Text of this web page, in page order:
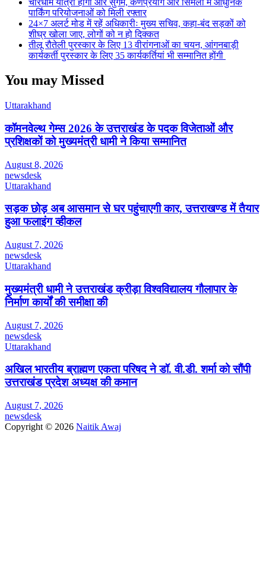
पार्किंग परियोजनाओं को मिली रफ्तार
24×7 अलर्ट मोड में रहें अधिकारीः मुख्य सचिव, कहा-बंद सड़कों को
शीघ्र खोला जाए, लोगों को न हो दिक्कत
तीलू रौतेली पुरस्कार के लिए 13 वीरांगनाओं का चयन, आंगनबाड़ी
कार्यकर्ती पुरस्कार के लिए 35 कार्यकर्तियां भी सम्मानित होंगी
You may Missed
Uttarakhand
कॉमनवेल्थ गेम्स 2026 के उत्तराखंड के पदक विजेताओं और
प्रशिक्षकों को मुख्यमंत्री धामी ने किया सम्मानित
August 8, 2026
newsdesk
Uttarakhand
सड़क छोड़ अब आसमान से घर पहुंचाएगी कार, उत्तराखण्ड में तैयार
हुआ फलाइंग व्हीकल
August 7, 2026
newsdesk
Uttarakhand
मुख्यमंत्री धामी ने उत्तराखंड क्रीड़ा विश्वविद्यालय गौलापार के
निर्माण कार्यों की समीक्षा की
August 7, 2026
newsdesk
Uttarakhand
अखिल भारतीय ब्राह्मण एकता परिषद ने डॉ. वी.डी. शर्मा को सौंपी
उत्तराखंड प्रदेश अध्यक्ष की कमान
August 7, 2026
newsdesk
Copyright © 2026 Naitik Awaj